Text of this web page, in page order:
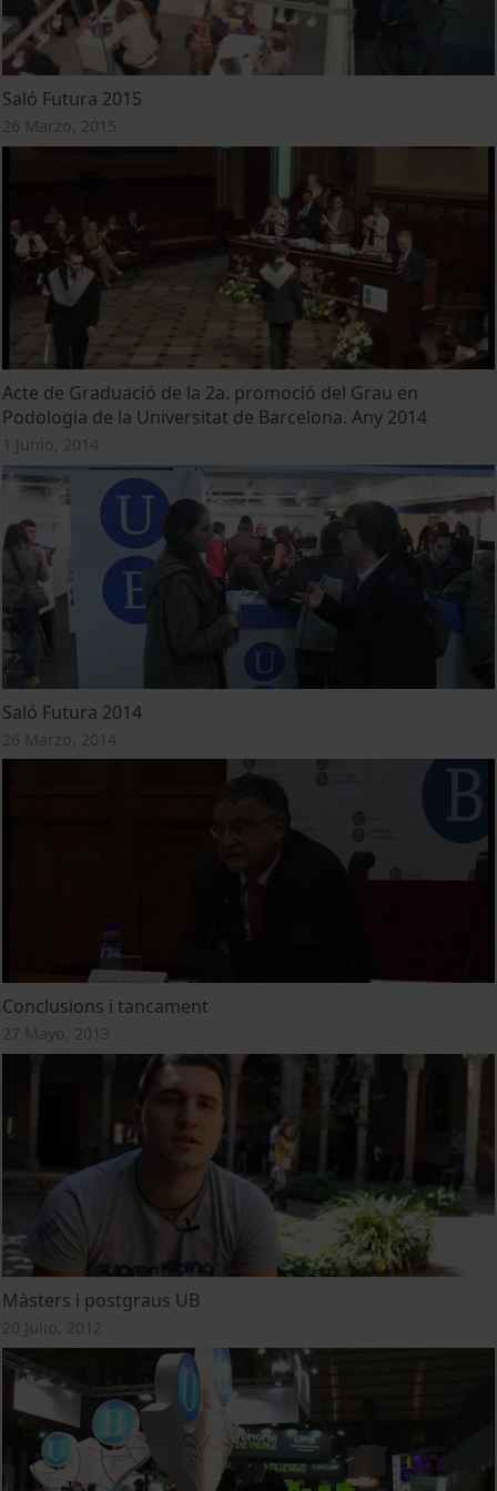
Saló Futura 2015
26 Marzo, 2015
Acte de Graduació de la 2a. promoció del Grau en
Podologia de la Universitat de Barcelona. Any 2014
1 Junio, 2014
Saló Futura 2014
26 Marzo, 2014
Conclusions i tancament
27 Mayo, 2013
Màsters i postgraus UB
20 Julio, 2012